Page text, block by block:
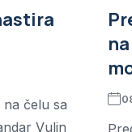
čelu sa
Vulin